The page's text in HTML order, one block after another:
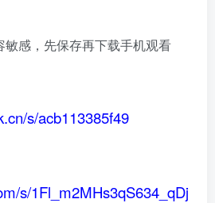
感，先保存再下载手机观看
s/acb113385f49
s/1Fl_m2MHs3qS634_qDj